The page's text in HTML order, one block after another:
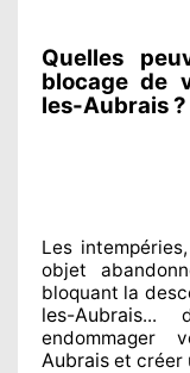
Quelles
blocage de
les-Aubrais ?
Les
objet
bloquant la
les-Aubrais...
endommager
Aubrais et créer